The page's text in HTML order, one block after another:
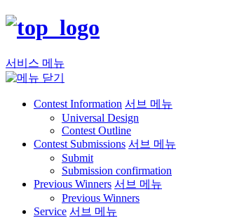
서비스 메뉴
Contest Information 서브 메뉴
Universal Design
Contest Outline
Contest Submissions 서브 메뉴
Submit
Submission confirmation
Previous Winners 서브 메뉴
Previous Winners
Service 서브 메뉴